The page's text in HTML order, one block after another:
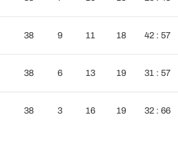
38 9 11 18 42 : 57
38 6 13 19 31 : 57
38 3 16 19 32 : 66